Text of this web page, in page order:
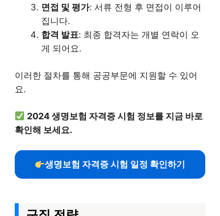
면접 및 평가: 서류 전형 후 면접이 이루어
집니다.
합격 발표: 최종 합격자는 개별 연락이 오
게 되어요.
이러한 절차를 통해 공공부문에 지원할 수 있어
요.
2024 생명보험 자격증 시험 정보를 지금 바로
확인해 보세요.
생명보험 자격증 시험 일정 확인하기